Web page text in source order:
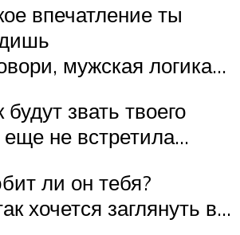
впечатление ты
мужская логика…
будут звать твоего
не встретила…
ли он тебя?
хочется заглянуть в…